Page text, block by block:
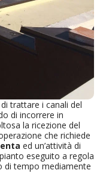
trattare i canali del
di incorrere in
la ricezione del
che richiede
ed un’attività di
eseguito a regola
di tempo mediamente